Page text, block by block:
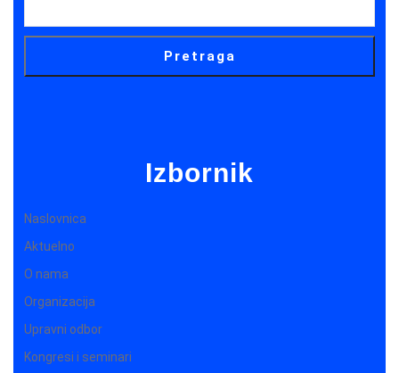
Pretraga
Izbornik
Naslovnica
Aktuelno
O nama
Organizacija
Upravni odbor
Kongresi i seminari